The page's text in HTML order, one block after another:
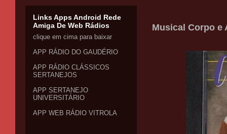
Musical Corpo e
Links Apps Android Rede
Amiga De Web Rádios
clique em cima para baixar
APP RÁDIO DO GAUDÉRIO
APP RÁDIO CLÁSSICOS
SERTANEJOS
APP SERTANEJO
UNIVERSITÁRIO
APP WEB RÁDIO VITROLA